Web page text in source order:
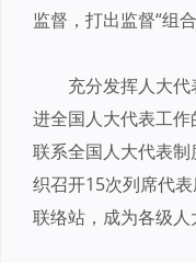
监督，打出监督“组
充分发挥人大
进全国人大代表工
联系全国人大代表
织召开15次列席代
联络站，成为各级